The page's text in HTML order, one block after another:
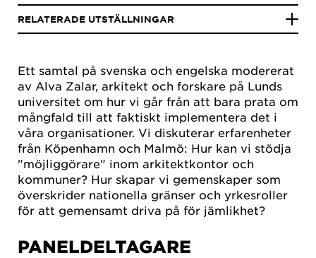
Ett samtal på svenska och engelska modererat
av Alva Zalar, arkitekt och forskare på Lunds
universitet om hur vi går från att bara prata om
mångfald till att faktiskt implementera det i
våra organisationer. Vi diskuterar erfarenheter
från Köpenhamn och Malmö: Hur kan vi stödja
"möjliggörare" inom arkitektkontor och
kommuner? Hur skapar vi gemenskaper som
överskrider nationella gränser och yrkesroller
för att gemensamt driva på för jämlikhet?
PANELDELTAGARE
RELATERADE UTSTÄLLNINGAR